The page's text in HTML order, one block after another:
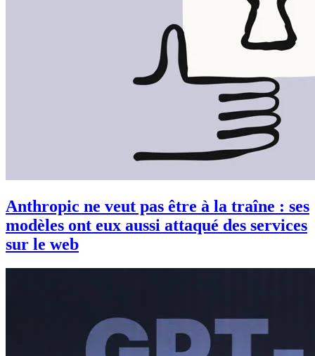
Anthropic ne veut pas être à la traîne : ses
modèles ont eux aussi attaqué des services
sur le web